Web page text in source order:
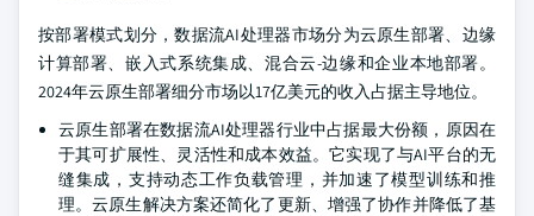
按部署模式划分，数据流AI处理器市场分为云原生部署、边缘
计算部署、嵌入式系统集成、混合云-边缘和企业本地部署。
2024年云原生部署细分市场以17亿美元的收入占据主导地位。
云原生部署在数据流AI处理器行业中占据最大份额，原因在
于其可扩展性、灵活性和成本效益。它实现了与AI平台的无
缝集成，支持动态工作负载管理，并加速了模型训练和推
理。云原生解决方案还简化了更新、增强了协作并降低了基